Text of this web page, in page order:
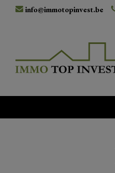
info@immotopinvest.be